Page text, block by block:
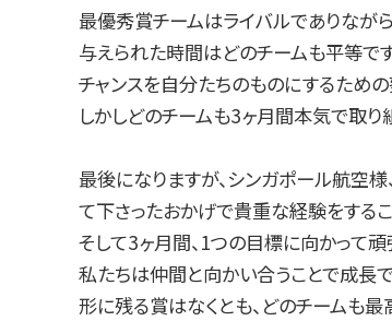
最優秀賞チームはライバルでありなが
与えられた時間はどのチームも平等です
チャンスを自分たちのものにするため
しかしどのチームも3ヶ月間本気で取り
最後になりますが、シンガポール航空
て下さったおかげで貴重な経験をする
そして3ヶ月間、1つの目標に向かって
私たちは仲間と向かい合うことで成長
形に残る賞はなくとも、どのチームも